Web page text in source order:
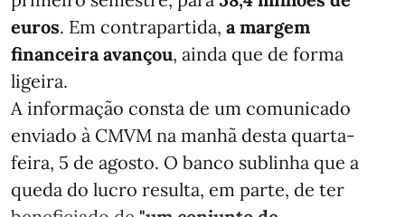
euros. Em contrapartida, a margem
financeira avançou, ainda que de forma
ligeira.
A informação consta de um comunicado
enviado à CMVM na manhã desta quarta-
feira, 5 de agosto. O banco sublinha que a
queda do lucro resulta, em parte, de ter